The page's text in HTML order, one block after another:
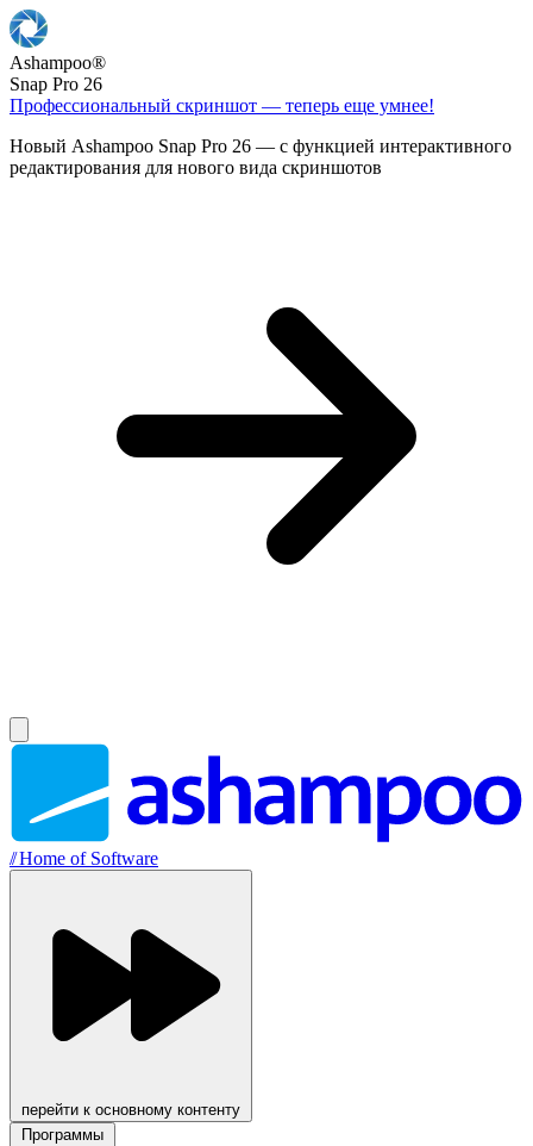
Ashampoo®
Snap Pro 26
Профессиональный скриншот — теперь еще умнее!
Новый Ashampoo Snap Pro 26 — с функцией интерактивного
редактирования для нового вида скриншотов
//Home of Software
перейти к основному контенту
Программы